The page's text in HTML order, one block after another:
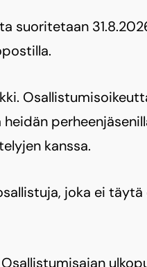
suoritetaan
kanssa.
joka ei täytä